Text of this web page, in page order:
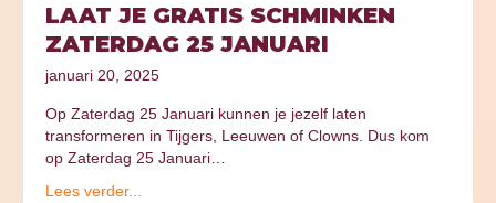
LAAT JE GRATIS SCHMINKEN
ZATERDAG 25 JANUARI
januari 20, 2025
Op Zaterdag 25 Januari kunnen je jezelf laten
transformeren in Tijgers, Leeuwen of Clowns. Dus kom
op Zaterdag 25 Januari…
Lees verder...